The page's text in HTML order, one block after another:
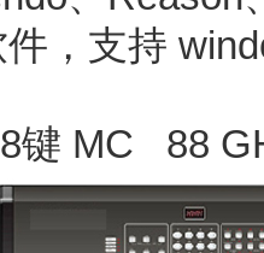
，支持
键 MC 88